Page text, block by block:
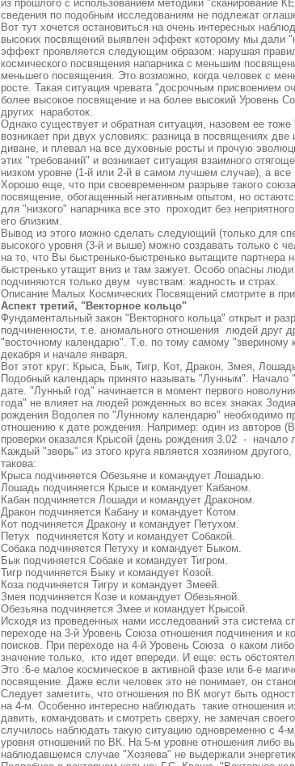
из прошлого с использованием методики "сканирование
сведения по подобным исследованиям не подлежат
Вот тут хочется остановиться на очень интересных
высоких посвящений выявлен эффект которому мы дали
эффект проявляется следующим образом: нарушая
космического посвящения напарника с меньшим
меньшего посвящения. Это возможно, когда человек с
росте. Такая ситуация чревата "досрочным присвоением
более высокое посвящение и на более высокий Уровень
других наработок.
Однако существует и обратная ситуация, назовем ее
возникает при двух условиях: разница в посвящениях
диване, и плевал на все духовные росты и прочую
этих "требований" и возникает ситуация взаимного
низком уровне (1-й или 2-й в самом лучшем случае), а все
Хорошо еще, что при своевременном разрыве такого
посвящение, обогащенный негативным опытом, но
для "низкого" напарника все это проходит без
его близким.
Вывод из этого можно сделать следующий (только для
высокого уровня (3-й и выше) можно создавать только с
на то, что Вы быстренько-быстренько вытащите партнера
быстренько утащит вниз и там зажует. Особо опасны
подчиняются только двум чувствам: жадность и страх.
Описание Малых Космических Посвящений смотрите в
Аспект третий, "Векторное кольцо"
Фундаментальный закон "Векторного кольца" открыт и
подчиненности, т.е. аномального отношения людей друг
"восточному календарю". Т.е. по тому самому "звериному
декабря и начале января.
Вот этот круг: Крыса, Бык, Тигр, Кот, Дракон, Змея,
Подобный календарь принято называть "Лунным". Начало
дате. "Лунный год" начинается в момент первого
года" не влияет на людей рожденных во всех знаках
рождения Водолея по "Лунному календарю" необходимо
отношению к дате рождения. Например: один из авторов
проверки оказался Крысой (день рождения 3.02 - начало
Каждый "зверь" из этого круга является хозяином
такова:
Крыса подчиняется Обезьяне и командует Лошадью.
Лошадь подчиняется Крысе и командует Кабаном.
Кабан подчиняется Лошади и командует Драконом.
Дракон подчиняется Кабану и командует Котом.
Кот подчиняется Дракону и командует Петухом.
Петух подчиняется Коту и командует Собакой.
Собака подчиняется Петуху и командует Быком.
Бык подчиняется Собаке и командует Тигром.
Тигр подчиняется Быку и командует Козой.
Коза подчиняется Тигру и командует Змеей.
Змея подчиняется Козе и командует Обезьяной.
Обезьяна подчиняется Змее и командует Крысой.
Исходя из проведенных нами исследований эта система
переходе на 3-й Уровень Союза отношения подчинения и
поисков. При переходе на 4-й Уровень Союза о каком
значение только, кто идет впереди. И еще: есть
Это :6-е малое космическое в активной фазе или 6-е
посвящение. Даже если человек это не понимает, он
Следует заметить, что отношения по ВК могут быть
на 4-м. Особенно интересно наблюдать такие отношения
давить, командовать и смотреть сверху, не замечая
случилось наблюдать такую ситуацию одновременно с 4-
уровня отношений по ВК. На 5-м уровне отношения либо
наблюдавшемся случае "Хозяева" не выдержали